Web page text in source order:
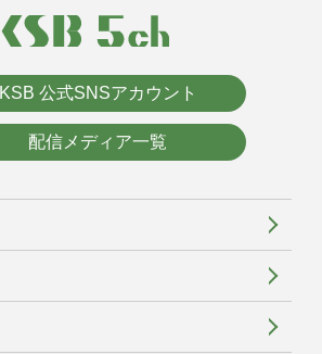
KSB 公式SNSアカウント
配信メディア一覧